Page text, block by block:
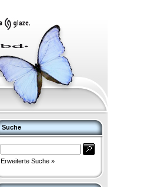
Suche
Erweiterte Suche »